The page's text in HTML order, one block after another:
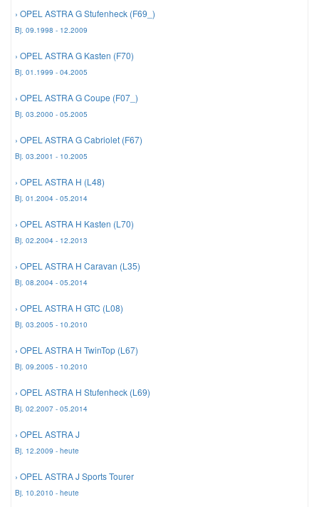
› OPEL ASTRA G Stufenheck (F69_)
Bj. 09.1998 - 12.2009
› OPEL ASTRA G Kasten (F70)
Bj. 01.1999 - 04.2005
› OPEL ASTRA G Coupe (F07_)
Bj. 03.2000 - 05.2005
› OPEL ASTRA G Cabriolet (F67)
Bj. 03.2001 - 10.2005
› OPEL ASTRA H (L48)
Bj. 01.2004 - 05.2014
› OPEL ASTRA H Kasten (L70)
Bj. 02.2004 - 12.2013
› OPEL ASTRA H Caravan (L35)
Bj. 08.2004 - 05.2014
› OPEL ASTRA H GTC (L08)
Bj. 03.2005 - 10.2010
› OPEL ASTRA H TwinTop (L67)
Bj. 09.2005 - 10.2010
› OPEL ASTRA H Stufenheck (L69)
Bj. 02.2007 - 05.2014
› OPEL ASTRA J
Bj. 12.2009 - heute
› OPEL ASTRA J Sports Tourer
Bj. 10.2010 - heute
Nissan Ersatzteile
Porsche Ersatzteile
Seat Ersatzteile
Skoda Ersatzteile
Smart Ersatzteile
Suzuki Ersatzteile
Toyota Ersatzteile
Vauxhall Ersatzteile
Volvo Ersatzteile